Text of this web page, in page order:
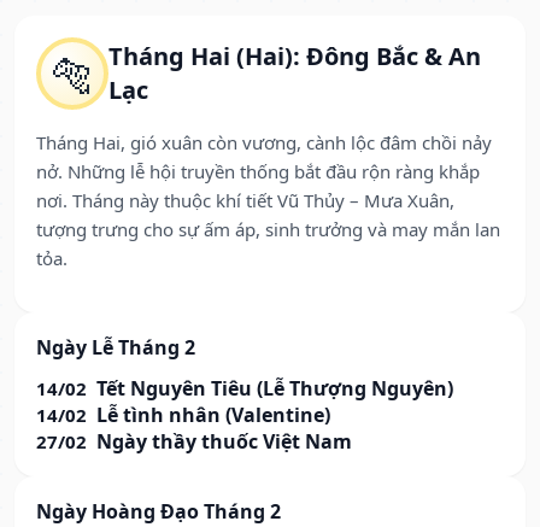
🐅 Tháng Hai (Hai): Đông Bắc & An
Lạc
Tháng Hai, gió xuân còn vương, cành lộc đâm chồi nảy
nở. Những lễ hội truyền thống bắt đầu rộn ràng khắp
nơi. Tháng này thuộc khí tiết Vũ Thủy – Mưa Xuân,
tượng trưng cho sự ấm áp, sinh trưởng và may mắn lan
tỏa.
Ngày Lễ Tháng 2
14/02 Tết Nguyên Tiêu (Lễ Thượng Nguyên)
14/02 Lễ tình nhân (Valentine)
27/02 Ngày thầy thuốc Việt Nam
Ngày Hoàng Đạo Tháng 2